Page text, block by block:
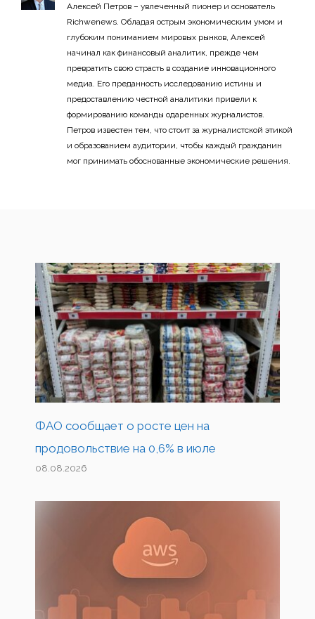
Алексей Петров – увлеченный пионер и основатель
Richwenews. Обладая острым экономическим умом и
глубоким пониманием мировых рынков, Алексей
начинал как финансовый аналитик, прежде чем
превратить свою страсть в создание инновационного
медиа. Его преданность исследованию истины и
предоставлению честной аналитики привели к
формированию команды одаренных журналистов.
Петров известен тем, что стоит за журналистской этикой
и образованием аудитории, чтобы каждый гражданин
мог принимать обоснованные экономические решения.
ФАО сообщает о росте цен на
продовольствие на 0,6% в июле
08.08.2026